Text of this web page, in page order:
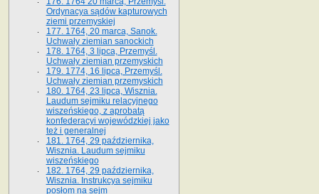
Ordynacya sądów kapturowych
ziemi przemyskiej
177. 1764, 20 marca, Sanok.
Uchwały ziemian sanockich
178. 1764, 3 lipca, Przemyśl.
Uchwały ziemian przemyskich
179. 1774, 16 lipca, Przemyśl.
Uchwały ziemian przemyskich
180. 1764, 23 lipca, Wisznia.
Laudum sejmiku relacyjnego
wiszeńskiego, z aprobatą
konfederacyi wojewódzkiej jako
też i generalnej
181. 1764, 29 października,
Wisznia. Laudum sejmiku
wiszeńskiego
182. 1764, 29 października,
Wisznia. Instrukcya sejmiku
posłom na sejm